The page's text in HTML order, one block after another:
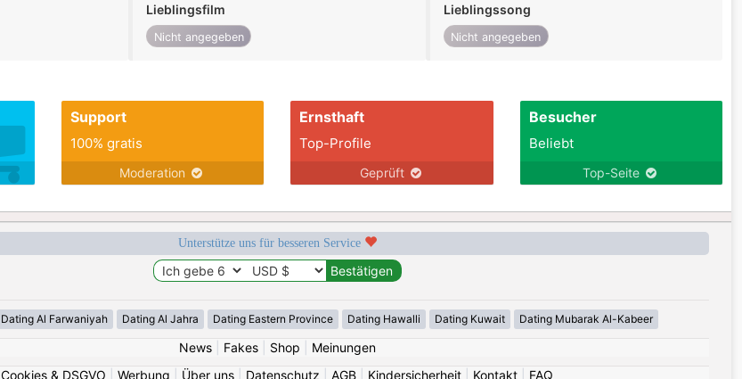
Lieblingsfilm
Nicht angegeben
Lieblingssong
Nicht angegeben
Support
100% gratis
Moderation
Ernsthaft
Top-Profile
Geprüft
Besucher
Beliebt
Top-Seite
Unterstütze uns für besseren Service
Dating Al Farwaniyah Dating Al Jahra Dating Eastern Province Dating Hawalli Dating Kuwait Dating Mubarak Al-Kabeer
News| Fakes| Shop
Meinungen
Cookies & DSGVO
Werbung Über uns Datenschutz AGB Kindersicherheit Kontakt FAQ